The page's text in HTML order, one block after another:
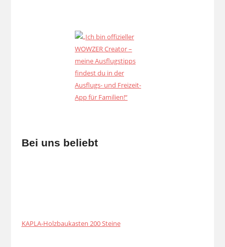
Bei uns beliebt
KAPLA-Holzbaukasten 200 Steine